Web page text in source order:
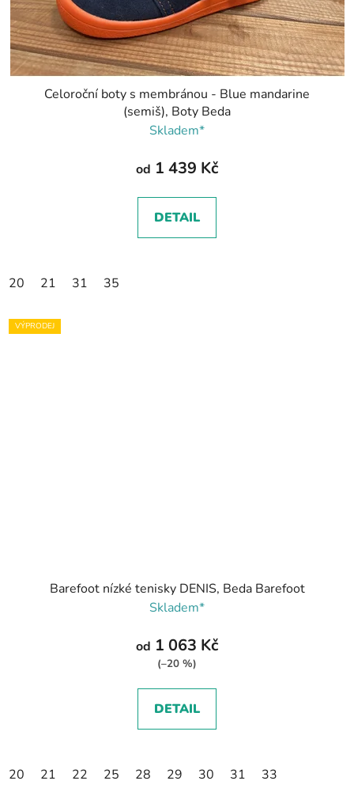
Celoroční boty s membránou - Blue mandarine
(semiš), Boty Beda
Skladem*
od 1 439 Kč
DETAIL
20 21 31 35
VÝPRODEJ
Barefoot nízké tenisky DENIS, Beda Barefoot
Skladem*
od 1 063 Kč
(–20 %)
DETAIL
20 21 22 25 28 29 30 31 33